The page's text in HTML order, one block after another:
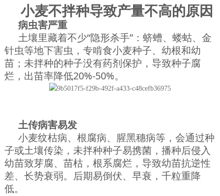
小麦不拌种导致产量不高的原因
病虫害严重
土壤里藏着不少“隐形杀手”：蛴螬、蝼蛄、金
针虫等地下害虫，专啃食小麦种子、幼根和幼
苗；未拌种的种子没有药剂保护，导致种子腐
烂，出苗率降低20%-50%。
土传病害易发
小麦纹枯病、根腐病、腥黑穗病等，会通过种
子或土壤传染，未拌种种子易携菌，播种后侵入
幼苗致芽腐、苗枯，根系腐烂，导致幼苗抗逆性
差、长势衰弱。后期易倒伏、早衰，千粒重降
低。